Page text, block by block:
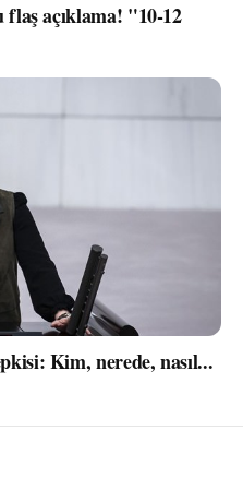
flaş açıklama! "10-12
Kim, nerede, nasıl...